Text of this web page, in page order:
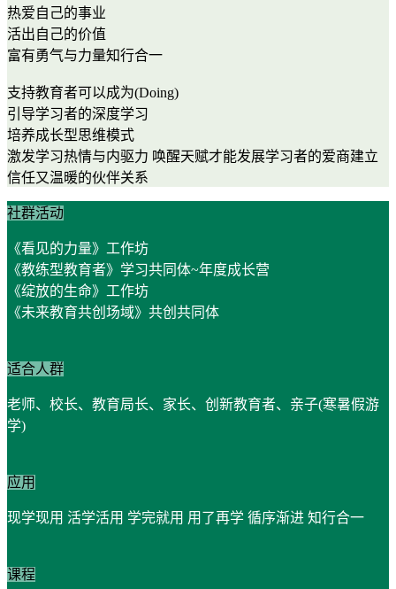
热爱自己的事业
活出自己的价值
富有勇气与力量知行合一
支持教育者可以成为(Doing)
引导学习者的深度学习
培养成长型思维模式
激发学习热情与内驱力 唤醒天赋才能发展学习者的爱商建立
信任又温暖的伙伴关系
社群活动
《看见的力量》工作坊
《教练型教育者》学习共同体~年度成长营
《绽放的生命》工作坊
《未来教育共创场域》共创共同体
适合人群
老师、校长、教育局长、家长、创新教育者、亲子(寒暑假游
学)
应用
现学现用 活学活用 学完就用 用了再学 循序渐进 知行合一
课程